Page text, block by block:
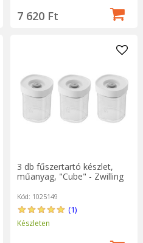
7 620 Ft
3 db fűszertartó készlet,
műanyag, "Cube" - Zwilling
Kód: 1025149
(1)
Készleten